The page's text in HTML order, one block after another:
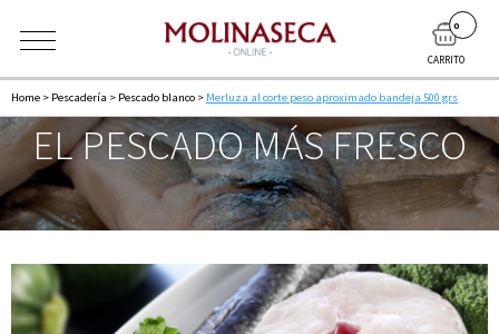
CARRITO
0
Home > Pescaderí­a > Pescado blanco > Merluza al corte peso aproximado bandeja 500 grs
EL PESCADO MÁS FRESCO